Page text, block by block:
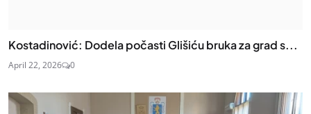
Kostadinović: Dodela počasti Glišiću bruka za grad s...
April 22, 2026 0